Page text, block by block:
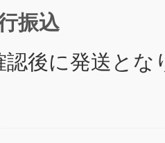
振込
認後に発送とな